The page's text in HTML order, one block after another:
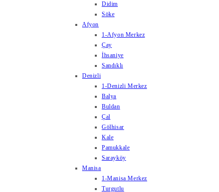
Didim
Söke
Afyon
1-Afyon Merkez
Çay
İhsaniye
Sandıklı
Denizli
1-Denizli Merkez
Balya
Buldan
Çal
Gölhisar
Kale
Pamukkale
Sarayköy
Manisa
1-Manisa Merkez
Turgutlu